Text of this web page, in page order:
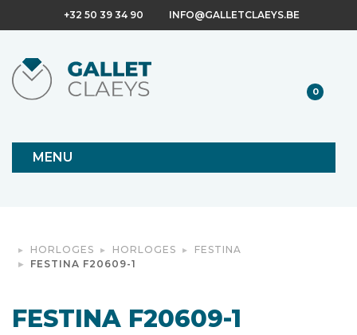
+32 50 39 34 90 INFO@GALLETCLAEYS.BE
0
MENU
HORLOGES HORLOGES
FESTINA
FESTINA F20609-1
FESTINA F20609-1